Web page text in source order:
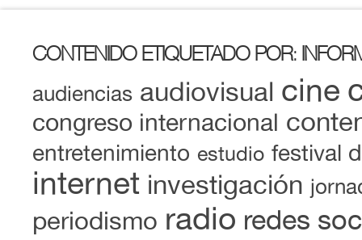
CONTENIDO ETIQUETADO POR:
audiencias audiovisual cine
congreso internacional
entretenimiento estudio festival
internet investigación
periodismo radio redes